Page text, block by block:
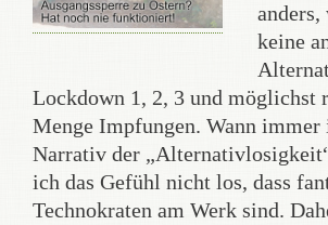
anders,
keine
Lockdown 1, 2, 3 und möglichst
Menge Impfungen. Wann immer
Narrativ der
ich das Gefühl nicht los, dass
Technokraten am Werk sind.